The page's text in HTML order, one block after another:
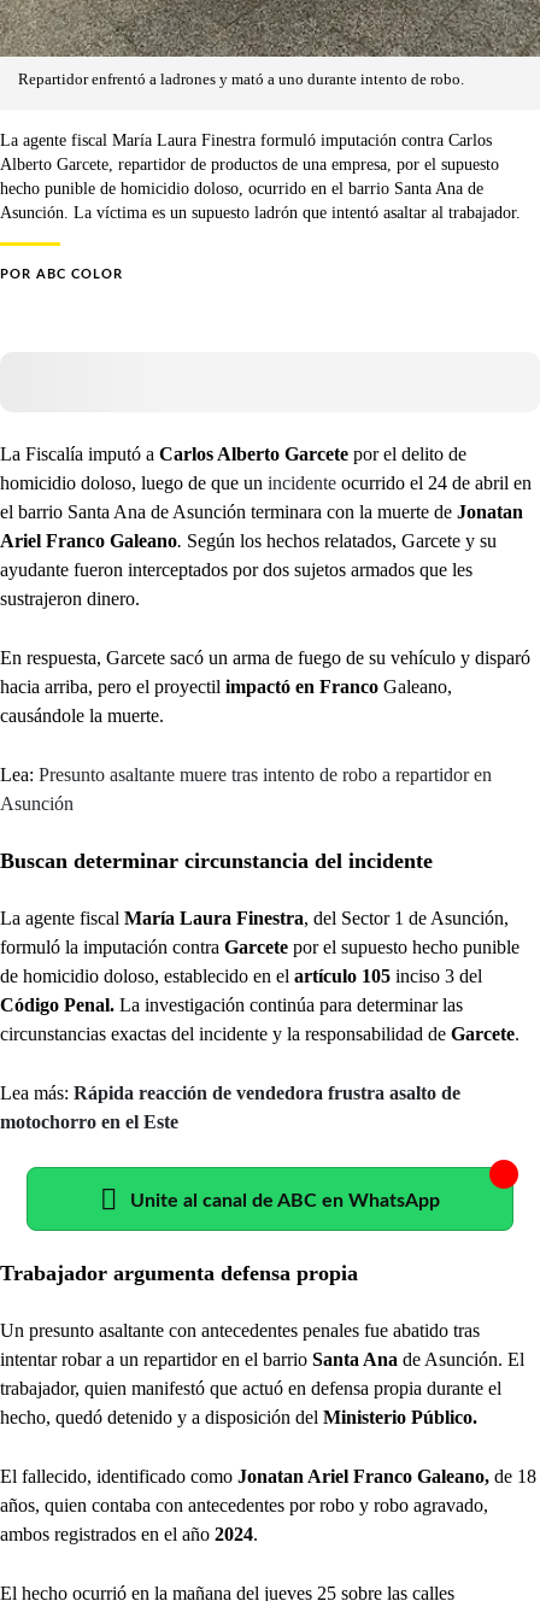
Repartidor enfrentó a ladrones y mató a uno durante intento de robo.
La agente fiscal María Laura Finestra formuló imputación contra Carlos
Alberto Garcete, repartidor de productos de una empresa, por el supuesto
hecho punible de homicidio doloso, ocurrido en el barrio Santa Ana de
Asunción. La víctima es un supuesto ladrón que intentó asaltar al trabajador.
POR ABC COLOR
La Fiscalía imputó a Carlos Alberto Garcete por el delito de
homicidio doloso, luego de que un incidente ocurrido el 24 de abril en
el barrio Santa Ana de Asunción terminara con la muerte de Jonatan
Ariel Franco Galeano. Según los hechos relatados, Garcete y su
ayudante fueron interceptados por dos sujetos armados que les
sustrajeron dinero.
En respuesta, Garcete sacó un arma de fuego de su vehículo y disparó
hacia arriba, pero el proyectil impactó en Franco Galeano,
causándole la muerte.
Lea: Presunto asaltante muere tras intento de robo a repartidor en
Asunción
Buscan determinar circunstancia del incidente
La agente fiscal María Laura Finestra, del Sector 1 de Asunción,
formuló la imputación contra Garcete por el supuesto hecho punible
de homicidio doloso, establecido en el artículo 105 inciso 3 del
Código Penal. La investigación continúa para determinar las
circunstancias exactas del incidente y la responsabilidad de Garcete.
Lea más: Rápida reacción de vendedora frustra asalto de
motochorro en el Este
Unite al canal de ABC en WhatsApp
Trabajador argumenta defensa propia
Un presunto asaltante con antecedentes penales fue abatido tras
intentar robar a un repartidor en el barrio Santa Ana de Asunción. El
trabajador, quien manifestó que actuó en defensa propia durante el
hecho, quedó detenido y a disposición del Ministerio Público.
El fallecido, identificado como Jonatan Ariel Franco Galeano, de 18
años, quien contaba con antecedentes por robo y robo agravado,
ambos registrados en el año 2024.
El hecho ocurrió en la mañana del jueves 25 sobre las calles